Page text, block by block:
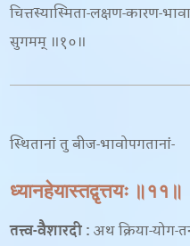
चित्तस्यास्मिता-लक्षण-कारण-
सुगमम् ॥१०॥
स्थितानां तु बीज-भावोपगतानां-
ध्यानहेयास्तद्वृत्तयः ॥११॥
तत्त्व-वैशारदी:अथ क्रिया-योग-